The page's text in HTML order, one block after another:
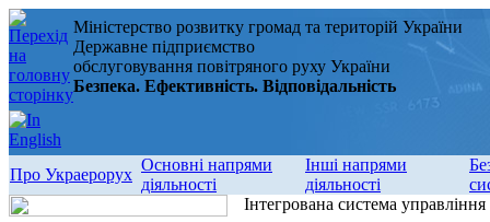
Міністерство розвитку громад та територій України
Державне підприємство
обслуговування повітряного руху України
Безпека. Ефективність. Відповідальність
Про Украерорух
Основні напрями
діяльності
Інші напрями
діяльності
Інтегрована система